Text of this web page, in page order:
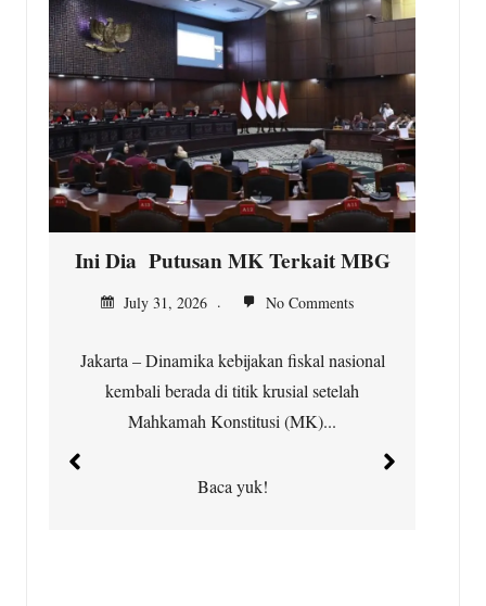
Kepala Desa Situ Ilir, Gratiskan
Servis Motor untuk Warga
July 31, 2026 No Comments
Cibungbulang – Sebagai bentuk kepedulian
Kepala Desa Situ Ilir, Kecamatan...